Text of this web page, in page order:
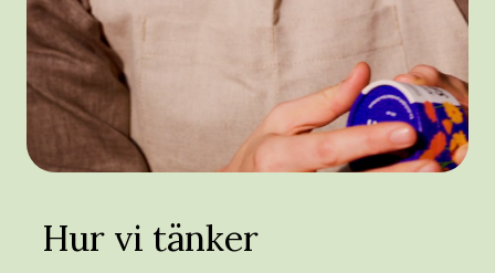
Hur vi tänker